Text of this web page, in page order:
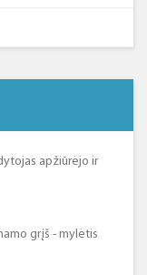
apžiūrėjo ir
grįš - mylėtis